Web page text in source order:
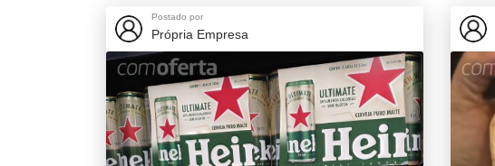
Postado por
Própria Empresa